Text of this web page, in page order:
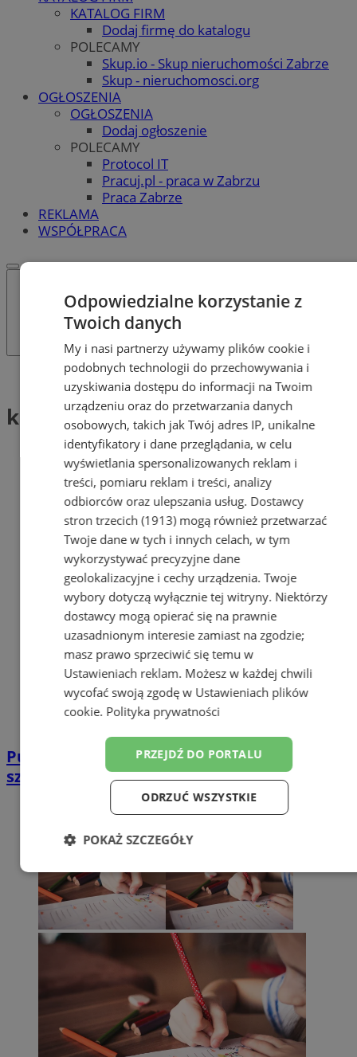
KATALOG FIRM
Dodaj firmę do katalogu
POLECAMY
Skup.io - Skup nieruchomości Zabrze
Skup - nieruchomosci.org
OGŁOSZENIA
OGŁOSZENIA
Dodaj ogłoszenie
POLECAMY
Protocol IT
Pracuj.pl - praca w Zabrzu
Praca Zabrze
REKLAMA
WSPÓŁPRACA
Tag: konkursy
konkursy (2)
Pumpkin Roller Disco w Zabrzu – dyniowe
szaleństwo na rolkach!
Odpowiedzialne korzystanie z
Twoich danych
My i nasi partnerzy używamy plików cookie i
podobnych technologii do przechowywania i
uzyskiwania dostępu do informacji na Twoim
urządzeniu oraz do przetwarzania danych
osobowych, takich jak Twój adres IP, unikalne
identyfikatory i dane przeglądania, w celu
wyświetlania spersonalizowanych reklam i
treści, pomiaru reklam i treści, analizy
odbiorców oraz ulepszania usług. Dostawcy
stron trzecich (1913)mogą również przetwarzać
Twoje dane w tych i innych celach, w tym
wykorzystywać precyzyjne dane
geolokalizacyjne i cechy urządzenia. Twoje
wybory dotyczą wyłącznie tej witryny. Niektórzy
dostawcy mogą opierać się na prawnie
uzasadnionym interesie zamiast na zgodzie;
masz prawo sprzeciwić się temu w
Ustawieniach reklam. Możesz w każdej chwili
wycofać swoją zgodę w Ustawieniach plików
cookie. Polityka prywatności
PRZEJDŹ DO PORTALU
ODRZUĆ WSZYSTKIE
POKAŻ SZCZEGÓŁY
Niezbędne Wydajność Targetowanie
Funkcjonalność Niesklasyfikowane
Niezbędne Wydajność
Targetowanie